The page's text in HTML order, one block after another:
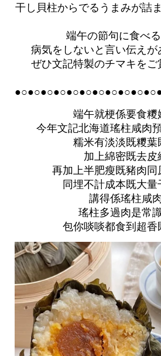
干し貝柱からでるうまみが詰
端午の節句に食べ
病気をしないと言い伝えが
ぜひ文記特製のチマキをご
●○●○●○●○
端午就梗係要食糭
今年文記北海道瑤柱咸肉
糯米有淡淡既糭葉
加上綿密既去皮
再加上半肥瘦既豬肉同
同埋不計成本既大量
講得係瑤柱咸
瑤柱多過肉是常
包你啖啖都食到超香